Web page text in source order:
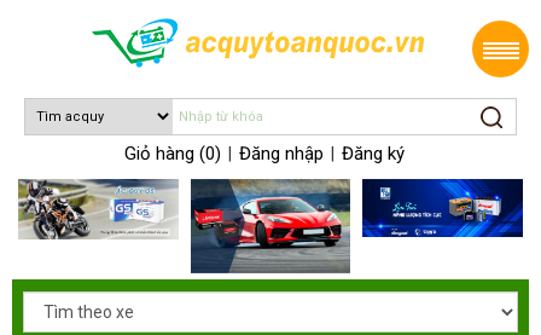
Giỏ hàng (0) Đăng nhập Đăng ký